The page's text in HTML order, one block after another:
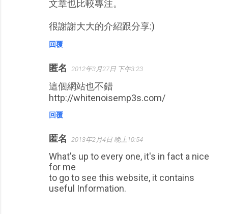
文章也比較專注。
很謝謝大大的介紹跟分享:)
回覆
匿名 2012年3月27日 下午3:23
這個網站也不錯
http://whitenoisemp3s.com/
回覆
匿名 2013年2月4日 晚上10:54
What's up to every one, it's in fact a nice
for me
to go to see this website, it contains
useful Information.